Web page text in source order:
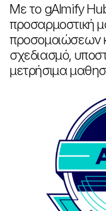
Με το gAImify
προσαρμοστική
προσομοιώσεων
σχεδιασμό,
μετρήσιμα